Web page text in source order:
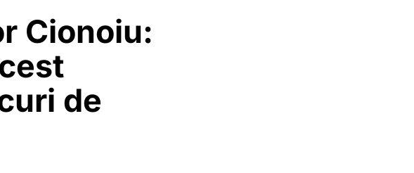
Cionoiu:
de